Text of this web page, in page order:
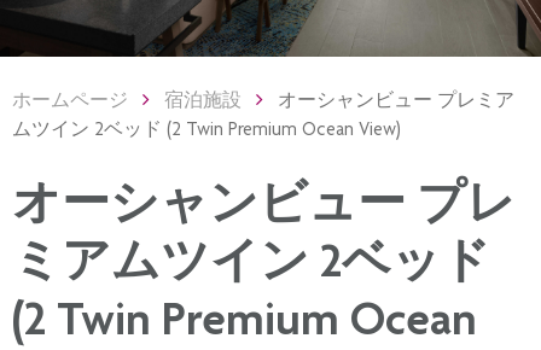
ホームページ 宿泊施設
オーシャンビュー プレミア
ムツイン 2ベッド (2 Twin Premium Ocean View)
オーシャンビュー プレ
ミアムツイン 2ベッド
(2 Twin Premium Ocean